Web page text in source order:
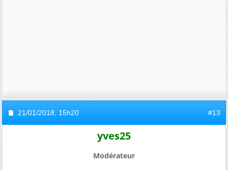
21/01/2018, 15h20 #13
yves25
Modérateur